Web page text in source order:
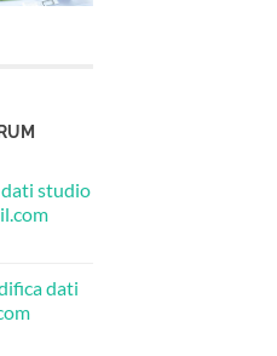
studio
dati